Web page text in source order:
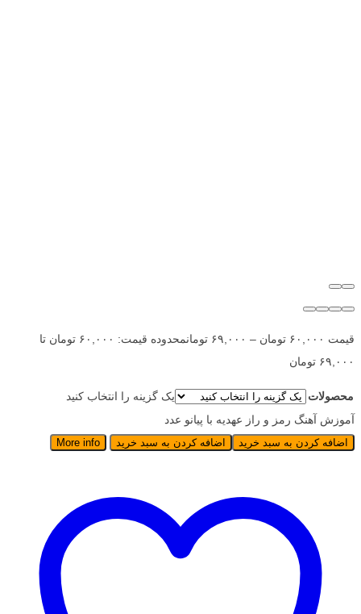
قیمت ۶۰,۰۰۰ تومان – ۶۹,۰۰۰ تومان
محدوده قیمت: ۶۰,۰۰۰ تومان تا
۶۹,۰۰۰ تومان
محصولات
یک گزینه را انتخاب کنید
آموزش آهنگ رمز و راز عهدیه با پیانو عدد
اضافه کردن به سبد خرید اضافه کردن به سبد خرید More info